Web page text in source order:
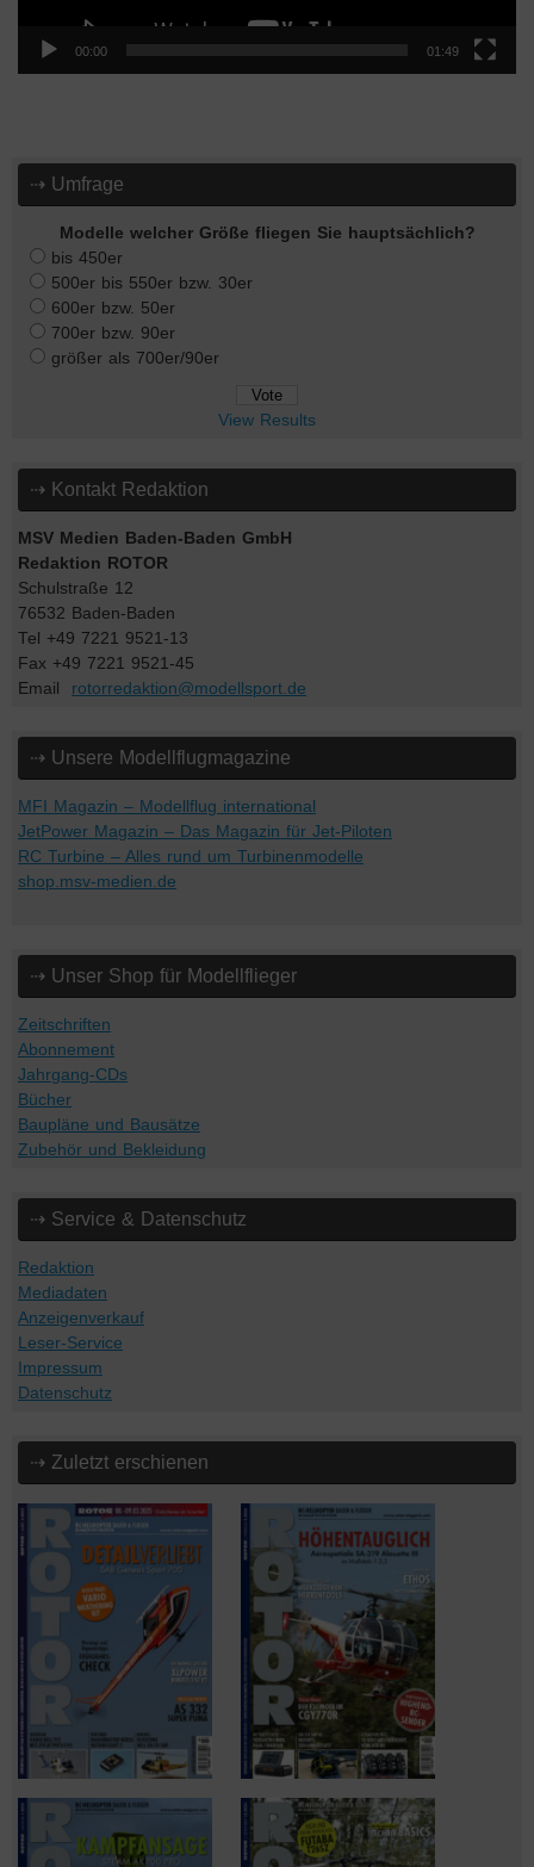
00:00 01:49
⇢ Umfrage
Modelle welcher Größe fliegen Sie hauptsächlich?
bis 450er
500er bis 550er bzw. 30er
600er bzw. 50er
700er bzw. 90er
größer als 700er/90er
View Results
⇢ Kontakt Redaktion
MSV Medien Baden-Baden GmbH
Redaktion ROTOR
Schulstraße 12
76532 Baden-Baden
Tel +49 7221 9521-13
Fax +49 7221 9521-45
Email rotorredaktion@modellsport.de
⇢ Unsere Modellflugmagazine
MFI Magazin – Modellflug international
JetPower Magazin – Das Magazin für Jet-Piloten
RC Turbine – Alles rund um Turbinenmodelle
shop.msv-medien.de
⇢ Unser Shop für Modellflieger
Zeitschriften
Abonnement
Jahrgang-CDs
Bücher
Baupläne und Bausätze
Zubehör und Bekleidung
⇢ Service & Datenschutz
Redaktion
Mediadaten
Anzeigenverkauf
Leser-Service
Impressum
Datenschutz
⇢ Zuletzt erschienen